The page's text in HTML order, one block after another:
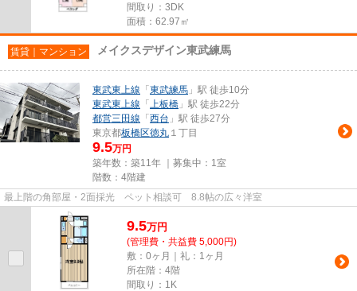
間取り：3DK
面積：62.97㎡
賃貸｜マンション メイクスデザイン東武練馬
東武東上線 「 東武練馬 」駅 徒歩10分
東武東上線 「 上板橋 」駅 徒歩22分
都営三田線 「 西台 」駅 徒歩27分
東京都板橋区徳丸 １丁目
9.5万円
築年数：築11年 ｜募集中： 1室
階数：4階建
最上階の角部屋・2面採光 ペット相談可 8.8帖の広々洋室
9.5万円
(管理費・共益費 5,000円)
敷：0ヶ月｜礼：1ヶ月
所在階：4階
間取り：1K